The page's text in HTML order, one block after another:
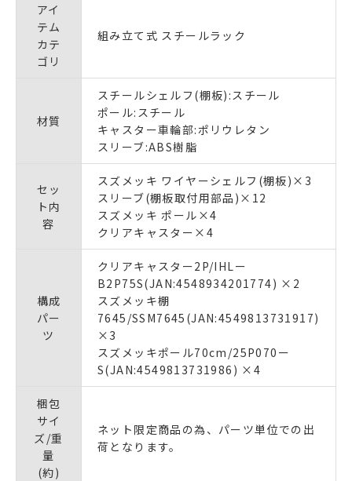
アイ
テム
カテ
ゴリ
組み立て式 スチールラック
材質
スチールシェルフ(棚板):スチール
ポール:スチール
キャスター車輪部:ポリウレタン
スリーブ:ABS樹脂
セッ
ト内
容
スズメッキ ワイヤーシェルフ(棚板)×3
スリーブ(棚板取付用部品)×12
スズメッキ ポール×4
クリアキャスター×4
構成
パー
ツ
クリアキャスター2P/IHLー
B2P75S(JAN:4548934201774) ×2
スズメッキ棚
7645/SSM7645(JAN:4549813731917)
×3
スズメッキポール70cm/25P070ー
S(JAN:4549813731986) ×4
梱包
サイ
ズ/重
量
(約)
ネット限定商品の為、パーツ単位での出
荷となります。